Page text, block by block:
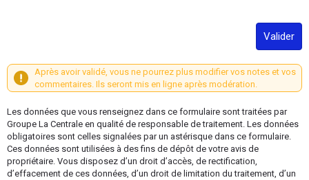
Valider
Après avoir validé, vous ne pourrez plus modifier vos notes et vos
commentaires. Ils seront mis en ligne après modération.
Les données que vous renseignez dans ce formulaire sont traitées par
Groupe La Centrale en qualité de responsable de traitement. Les données
obligatoires sont celles signalées par un astérisque dans ce formulaire.
Ces données sont utilisées à des fins de dépôt de votre avis de
propriétaire. Vous disposez d’un droit d’accès, de rectification,
d’effacement de ces données, d’un droit de limitation du traitement, d’un